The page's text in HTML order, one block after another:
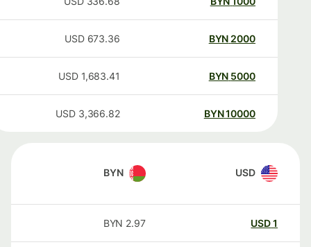
2000
BYN
673.36
USD
5000
BYN
1,683.41
USD
10000
BYN
3,366.82
USD
USD
BYN
USD
2.97
BYN